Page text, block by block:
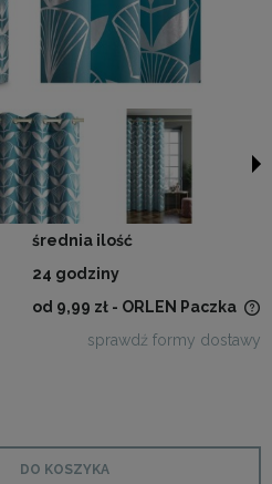
średnia ilość
24 godziny
od 9,99 zł - ORLEN Paczka
sprawdź formy dostawy
DO KOSZYKA